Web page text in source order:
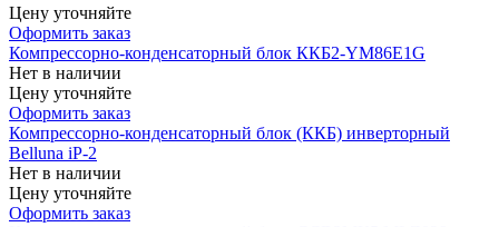
Цену уточняйте
Оформить заказ
Компрессорно-конденсаторный блок ККБ2-YM86E1G
Нет в наличии
Цену уточняйте
Оформить заказ
Компрессорно-конденсаторный блок (ККБ) инверторный
Belluna iP-2
Нет в наличии
Цену уточняйте
Оформить заказ